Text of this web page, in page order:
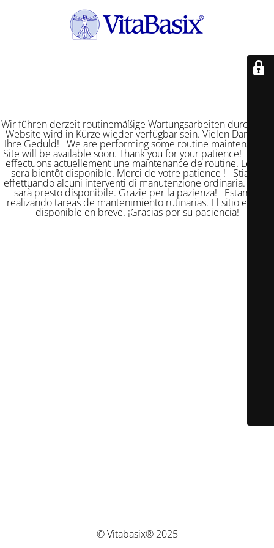
Wir führen derzeit routinemäßige Wartungsarbeiten durch. Die
Website wird in Kürze wieder verfügbar sein. Vielen Dank für
Ihre Geduld! We are performing some routine maintenance.
Site will be available soon. Thank you for your patience! Nous
effectuons actuellement une maintenance de routine. Le site
sera bientôt disponible. Merci de votre patience ! Stiamo
effettuando alcuni interventi di manutenzione ordinaria. Il sito
sarà presto disponibile. Grazie per la pazienza! Estamos
realizando tareas de mantenimiento rutinarias. El sitio estará
disponible en breve. ¡Gracias por su paciencia!
© Vitabasix® 2025